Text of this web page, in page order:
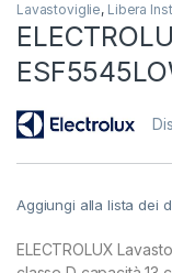
Lavastoviglie, Libera
Aggiungi alla lista dei
ELECTROLUX